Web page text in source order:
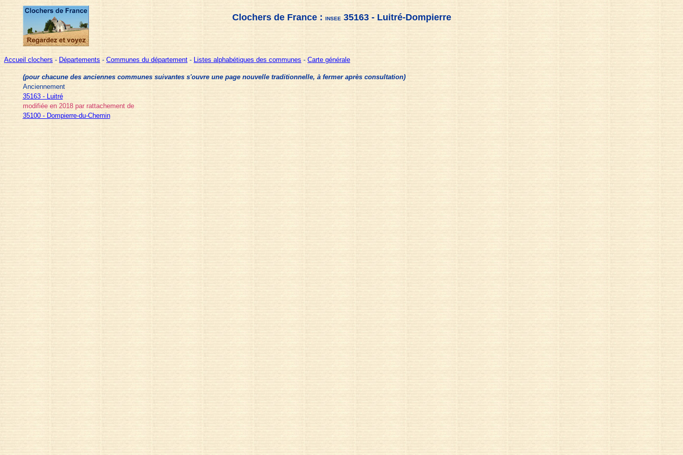
Clochers de France : INSEE 35163 - Luitré-Dompierre
Accueil clochers - Départements - Communes du département - Listes alphabétiques des communes - Carte générale
(pour chacune des anciennes communes suivantes s'ouvre une page nouvelle traditionnelle, à fermer après consultation)
Anciennement
35163 - Luitré
modifiée en 2018 par rattachement de
35100 - Dompierre-du-Chemin